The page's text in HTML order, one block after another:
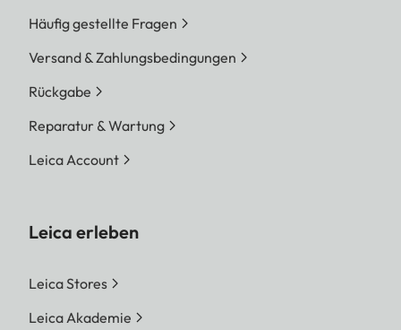
Häufig gestellte Fragen
Versand & Zahlungsbedingungen
Rückgabe
Reparatur & Wartung
Leica Account
Leica erleben
Leica Stores
Leica Akademie